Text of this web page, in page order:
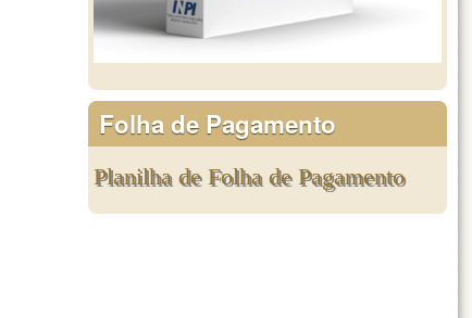
Folha de Pagamento
Planilha de Folha de Pagamento